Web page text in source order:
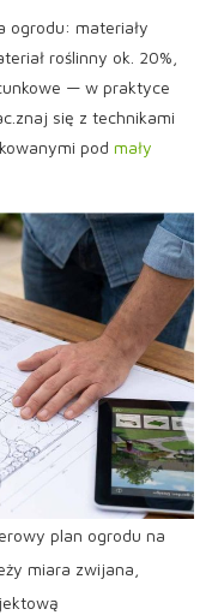
ogrodu: materiały
roślinny ok. 20%,
— w praktyce
się z technikami
pod mały
plan ogrodu na
miara zwijana,